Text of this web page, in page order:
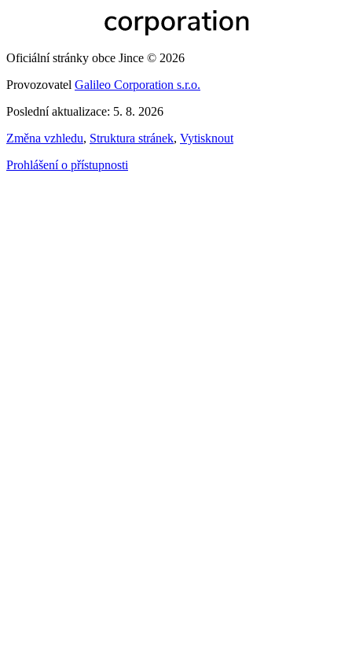
Oficiální stránky obce Jince © 2026
Provozovatel Galileo Corporation s.r.o.
Poslední aktualizace: 5. 8. 2026
Změna vzhledu, Struktura stránek, Vytisknout
Prohlášení o přístupnosti